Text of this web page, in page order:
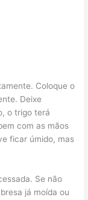
Coloque o
Deixe
o trigo terá
com as mãos
ficar úmido, mas
Se não
já moída ou